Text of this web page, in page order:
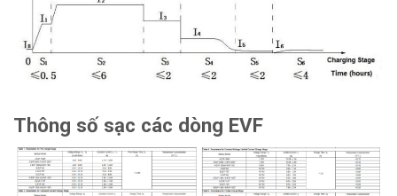
Thông số sạc các dòng EVF